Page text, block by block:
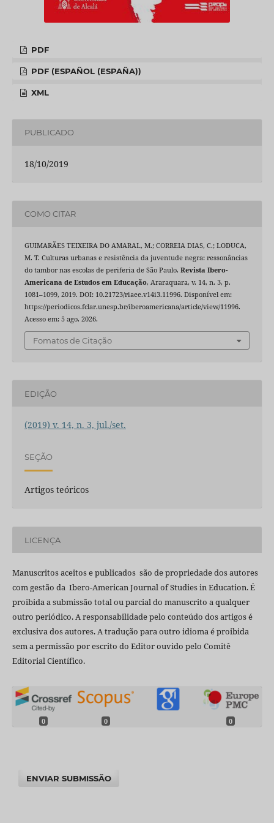
PDF
PDF (ESPAÑOL (ESPAÑA))
XML
PUBLICADO
18/10/2019
COMO CITAR
GUIMARÃES TEIXEIRA DO AMARAL, M.; CORREIA DIAS, C.; LODUCA,
M. T. Culturas urbanas e resistência da juventude negra: ressonâncias
do tambor nas escolas de periferia de São Paulo. Revista Ibero-
Americana de Estudos em Educação, Araraquara, v. 14, n. 3, p.
1081–1099, 2019. DOI: 10.21723/riaee.v14i3.11996. Disponível em:
https://periodicos.fclar.unesp.br/iberoamericana/article/view/11996.
Acesso em: 5 ago. 2026.
Fomatos de Citação
EDIÇÃO
(2019) v. 14, n. 3, jul./set.
SEÇÃO
Artigos teóricos
LICENÇA
Manuscritos aceitos e publicados são de propriedade dos autores
com gestão da Ibero-American Journal of Studies in Education. É
proibida a submissão total ou parcial do manuscrito a qualquer
outro periódico. A responsabilidade pelo conteúdo dos artigos é
exclusiva dos autores. A tradução para outro idioma é proibida
sem a permissão por escrito do Editor ouvido pelo Comitê
Editorial Científico.
0 0 0
ENVIAR SUBMISSÃO